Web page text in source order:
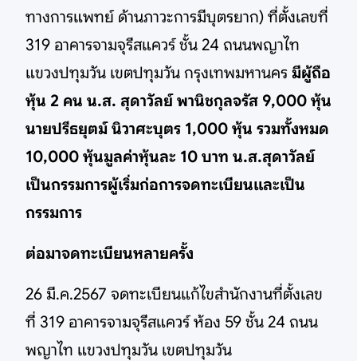
ทางการแพทย์ ด้านภาวะการมีบุตรยาก) ที่ตั้งเลขที่
319 อาคารจามจุรีสแควร์ ชั้น 24 ถนนพญาไท
แขวงปทุมวัน เขตปทุมวัน กรุงเทพมหานคร มีผู้ถือ
หุ้น 2 คน น.ส. สุดาวัลย์ พานิชกุลจรัส 9,000 หุ้น
นายปรีธยุตม์ นิวาศะบุตร 1,000 หุ้น รวมทั้งหมด
10,000 หุ้นมูลค่าหุ้นละ 10 บาท น.ส.สุดาวัลย์
เป็นกรรมการผู้เริ่มก่อการจดทะเบียนและเป็น
กรรมการ
ต่อมาจดทะเบียนหลายครั้ง
26 มี.ค.2567 จดทะเบียนแก้ไขสำนักงานที่ตั้งเลข
ที่ 319 อาคารจามจุรีสแควร์ ห้อง 59 ชั้น 24 ถนน
พญาไท แขวงปทุมวัน เขตปทุมวัน